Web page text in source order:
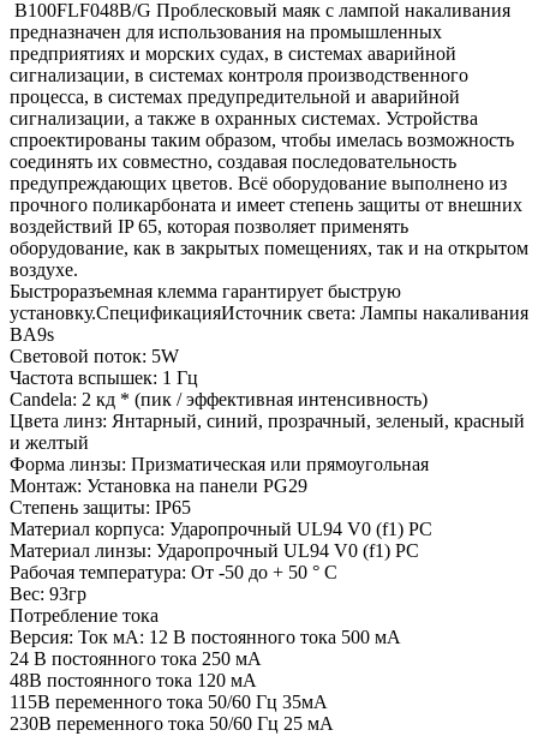
B100FLF048B/G Проблесковый маяк с лампой накаливания
предназначен для использования на промышленных
предприятиях и морских судах, в системах аварийной
сигнализации, в системах контроля производственного
процесса, в системах предупредительной и аварийной
сигнализации, а также в охранных системах. Устройства
спроектированы таким образом, чтобы имелась возможность
соединять их совместно, создавая последовательность
предупреждающих цветов. Всё оборудование выполнено из
прочного поликарбоната и имеет степень защиты от внешних
воздействий IP 65, которая позволяет применять
оборудование, как в закрытых помещениях, так и на открытом
воздухе.
Быстроразъемная клемма гарантирует быструю
установку.СпецификацияИсточник света: Лампы накаливания
BA9s
Световой поток: 5W
Частота вспышек: 1 Гц
Candela: 2 кд * (пик / эффективная интенсивность)
Цвета линз: Янтарный, синий, прозрачный, зеленый, красный
и желтый
Форма линзы: Призматическая или прямоугольная
Монтаж: Установка на панели PG29
Степень защиты: IP65
Материал корпуса: Ударопрочный UL94 V0 (f1) PC
Материал линзы: Ударопрочный UL94 V0 (f1) PC
Рабочая температура: От -50 до + 50 ° C
Вес: 93гр
Потребление тока
Версия: Ток мА: 12 В постоянного тока 500 мА
24 В постоянного тока 250 мА
48В постоянного тока 120 мА
115В переменного тока 50/60 Гц 35мА
230В переменного тока 50/60 Гц 25 мА